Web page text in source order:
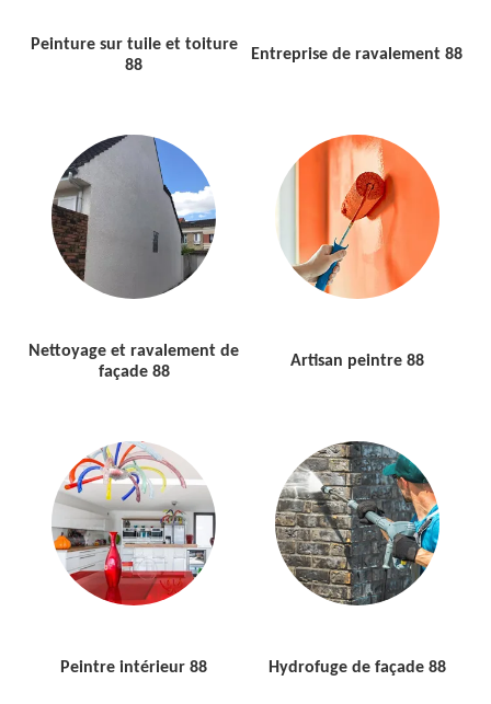
Peinture sur tuile et toiture
88
Entreprise de ravalement 88
Nettoyage et ravalement de
façade 88
Artisan peintre 88
Peintre intérieur 88 Hydrofuge de façade 88